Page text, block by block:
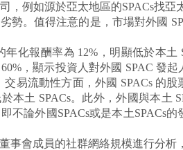
，例如源於亞太地區的SPACs找
勢。值得注意的是，市場對外國
年化報酬率為 12%，明顯低於本土
，顯示投資人對外國 SPAC 發
交易流動性方面，外國 SPACs 的
本土 SPACs。此外，外國與本土
不論外國SPACs或是本土SPACs
事會成員的社群網絡規模進行分析